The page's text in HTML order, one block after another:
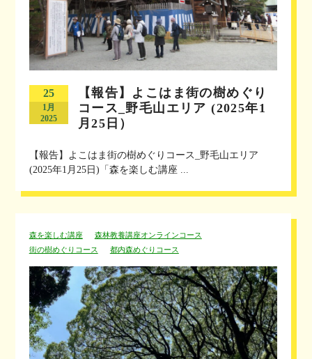
25
1月
2025
【報告】よこはま街の樹めぐり
コース_野毛山エリア (2025年1
月25日）
【報告】よこはま街の樹めぐりコース_野毛山エリア
(2025年1月25日)「森を楽しむ講座 ...
森を楽しむ講座
森林教養講座オンラインコース
街の樹めぐりコース
都内森めぐりコース